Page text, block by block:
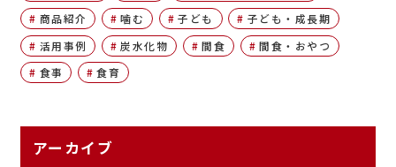
商品紹介
噛む 子ども
子ども・成長期
活用事例
炭水化物 間食
間食・おやつ
食事
食育
アーカイブ